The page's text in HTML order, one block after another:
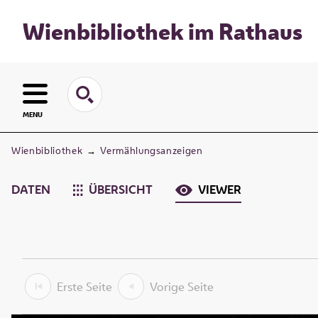
Wienbibliothek im Rathaus
MENU
Wienbibliothek → Vermählungsanzeigen
DATEN ÜBERSICHT VIEWER
Erste Seite Vorige Seite